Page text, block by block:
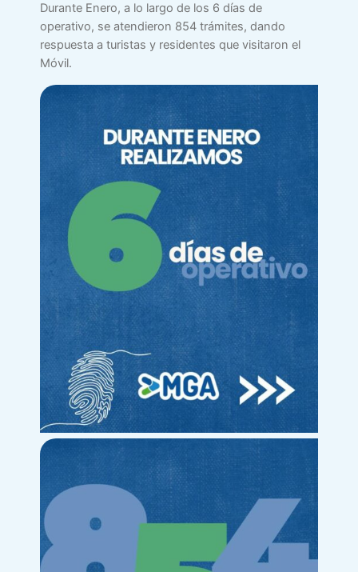
Durante Enero, a lo largo de los 6 días de
operativo, se atendieron 854 trámites, dando
respuesta a turistas y residentes que visitaron el
Móvil.